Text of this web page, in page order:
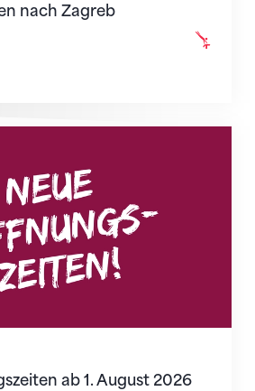
nach Zagreb
ab 1. August 2026
ab 1. August 2026